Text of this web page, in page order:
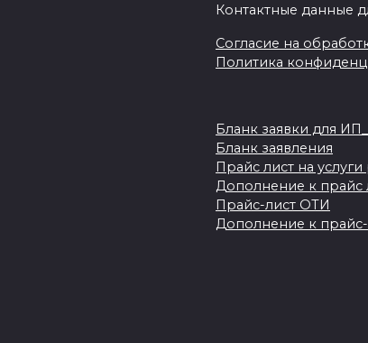
Контактные данные
Согласие на
Политика
Бланк заявки для
Бланк заявления
Прайс лист на
Дополнение к прайс
Прайс-лист ОТИ
Дополнение к